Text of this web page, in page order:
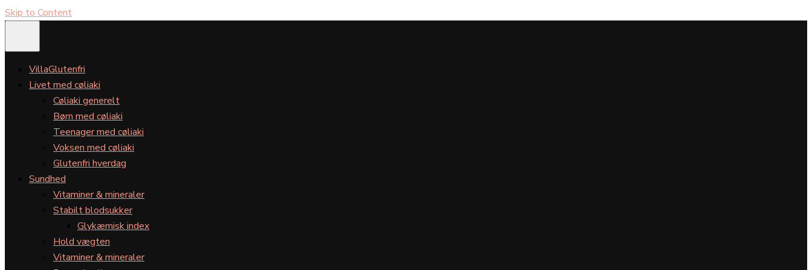
Skip to Content
VillaGlutenfri
Livet med cøliaki
Cøliaki generelt
Børn med cøliaki
Teenager med cøliaki
Voksen med cøliaki
Glutenfri hverdag
Sundhed
Vitaminer & mineraler
Stabilt blodsukker
Glykæmisk index
Hold vægten
Vitaminer & mineraler